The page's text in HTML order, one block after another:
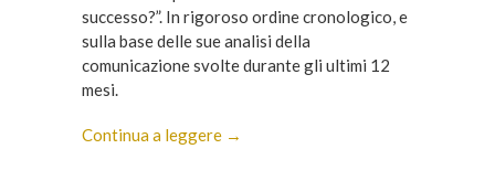
successo?”. In rigoroso ordine cronologico, e
sulla base delle sue analisi della
comunicazione svolte durante gli ultimi 12
mesi.
Continua a leggere →